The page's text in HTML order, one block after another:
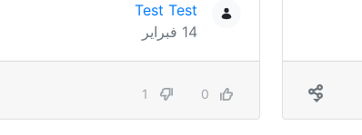
Test Test
14 فبراير
0
1